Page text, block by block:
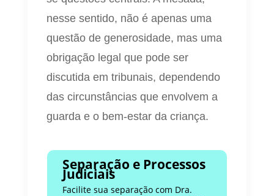
nesse sentido, não é apenas uma
questão de generosidade, mas uma
obrigação legal que pode ser
discutida em tribunais, dependendo
das circunstâncias que envolvem a
guarda e o bem-estar da criança.
Separação e Processos
Judiciais
Facilite sua separação com Dra.